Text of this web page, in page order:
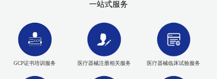
一站式服务
GCP证书培训服务 医疗器械注册相关服务 医疗器械临床试验服务